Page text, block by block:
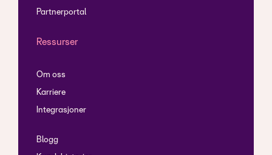
Partnerportal
Ressurser
Om oss
Karriere
Integrasjoner
Blogg